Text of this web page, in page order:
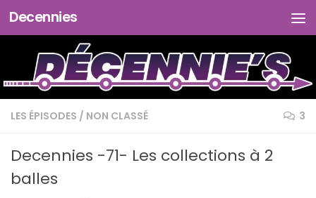
Skip to content
Decennies
LES ÉPISODES / NON CLASSÉ 3
Decennies -71- Les collections à 2
balles